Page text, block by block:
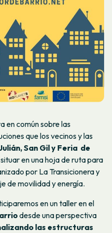
en común sobre las
que los vecinos y las
San Gil y Feria de
en una hoja de ruta para
por La Transicionera y
de movilidad y energía.
en un taller en el
desde una perspectiva
las estructuras